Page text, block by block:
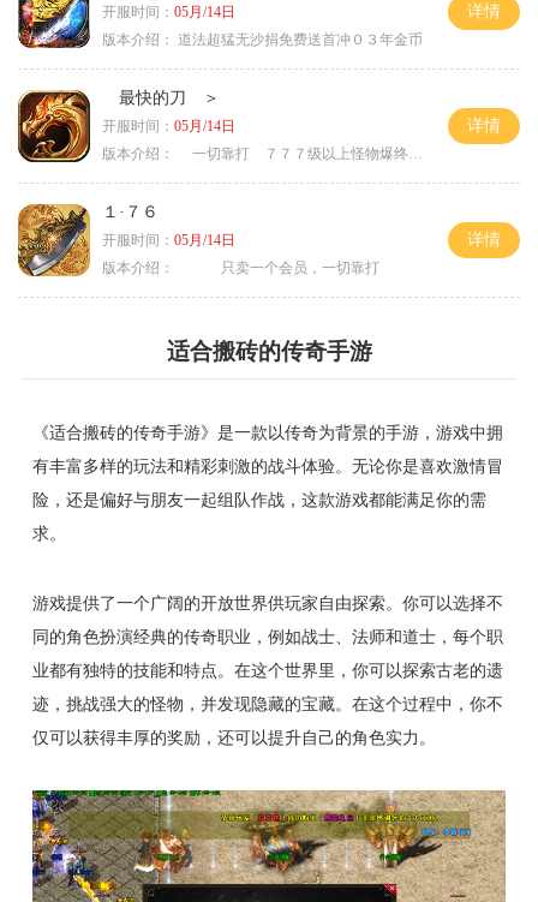
开服时间： 05月/14日
版本介绍： 道法超猛无沙捐免费送首冲０３年金币
详情
最快的刀 ＞
开服时间： 05月/14日
版本介绍：
一切靠打 ７７７级以上怪物爆终极 ＞
详情
１·７６
开服时间： 05月/14日
版本介绍：
只卖一个会员，一切靠打
详情
适合搬砖的传奇手游
《适合搬砖的传奇手游》是一款以传奇为背景的手游，游戏中拥
有丰富多样的玩法和精彩刺激的战斗体验。无论你是喜欢激情冒
险，还是偏好与朋友一起组队作战，这款游戏都能满足你的需
求。
游戏提供了一个广阔的开放世界供玩家自由探索。你可以选择不
同的角色扮演经典的传奇职业，例如战士、法师和道士，每个职
业都有独特的技能和特点。在这个世界里，你可以探索古老的遗
迹，挑战强大的怪物，并发现隐藏的宝藏。在这个过程中，你不
仅可以获得丰厚的奖励，还可以提升自己的角色实力。